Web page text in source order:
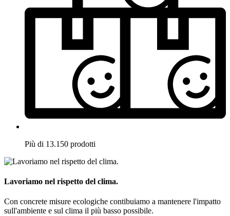
Più di 13.150 prodotti
Lavoriamo nel rispetto del clima.
Con concrete misure ecologiche contibuiamo a mantenere l'impatto
sull'ambiente e sul clima il più basso possibile.